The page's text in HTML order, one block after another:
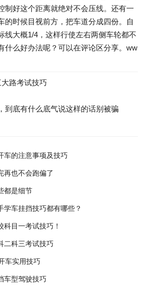
制好这个距离就绝对不会压线。还有一
的时候目视前方，把车道分成四份。自
线大概1/4，这样行使左右两侧车轮都不
什么好办法呢？可以在评论区分享。ww
路考试技巧
到底有什么底气说这样的话别被骗
车的注意事项及技巧
再也不会跑偏了
都是细节
学车挂挡技巧都有哪些？
目一考试技巧！
二科三考试技巧
车实用技巧
车型驾驶技巧